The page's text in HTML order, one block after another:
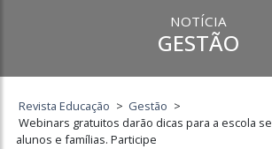
NOTÍCIA
GESTÃO
Revista Educação > Gestão >
Webinars gratuitos darão dicas para a escola
alunos e famílias. Participe